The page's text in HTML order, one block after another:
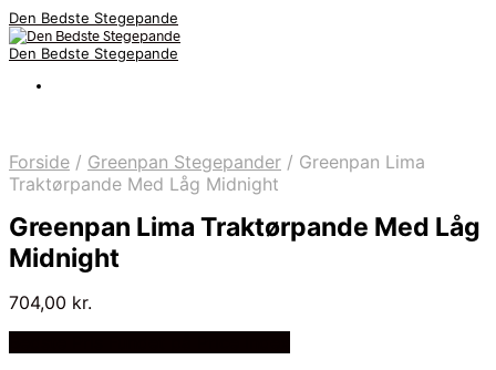
Den Bedste Stegepande
Den Bedste Stegepande
Forside / Greenpan Stegepander / Greenpan Lima
Traktørpande Med Låg Midnight
Greenpan Lima Traktørpande Med Låg
Midnight
704,00 kr.